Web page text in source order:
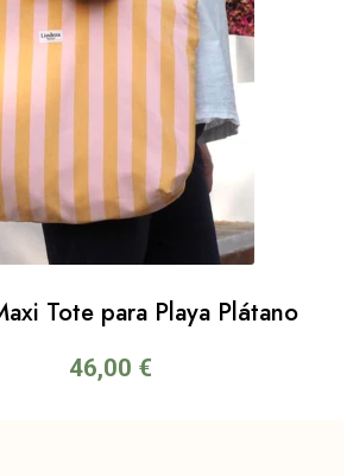
Tote para Playa Plátano
46,00 €